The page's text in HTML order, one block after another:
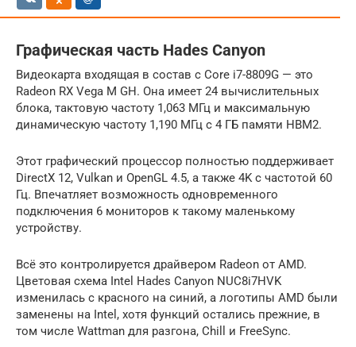
Графическая часть Hades Canyon
Видеокарта входящая в состав с Core i7-8809G — это
Radeon RX Vega M GH. Она имеет 24 вычислительных
блока, тактовую частоту 1,063 МГц и максимальную
динамическую частоту 1,190 МГц с 4 ГБ памяти HBM2.
Этот графический процессор полностью поддерживает
DirectX 12, Vulkan и OpenGL 4.5, а также 4K с частотой 60
Гц. Впечатляет возможность одновременного
подключения 6 мониторов к такому маленькому
устройству.
Всё это контролируется драйвером Radeon от AMD.
Цветовая схема Intel Hades Canyon NUC8i7HVK
изменилась с красного на синий, а логотипы AMD были
заменены на Intel, хотя функций остались прежние, в
том числе Wattman для разгона, Chill и FreeSync.